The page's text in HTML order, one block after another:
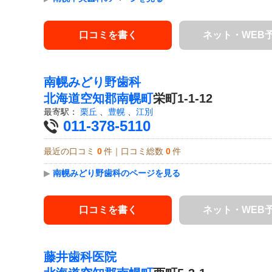
口コミを書く ネット・WEB
南幌みどり野歯科
北海道空知郡南幌町栄町1-1-12
最寄駅： 栗丘 、 豊幌 、 江別
011-378-5110
最近の口コミ 0 件｜口コミ総数 0 件
▶ 南幌みどり野歯科のページを見る
口コミを書く ネット・WEB
藤井歯科医院